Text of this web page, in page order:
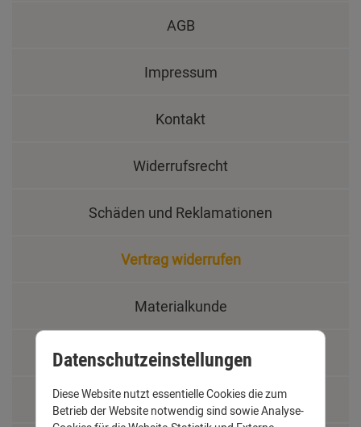
AGB
Impressum
Kontakt
Widerrufsrecht
Schäden und Reklamationen
Vertrag widerrufen
Materialkunde
Fachbegriffe
Jobs
Datenschutzeinstellungen
Diese Website nutzt essentielle Cookies die zum
Betrieb der Website notwendig sind sowie Analyse-